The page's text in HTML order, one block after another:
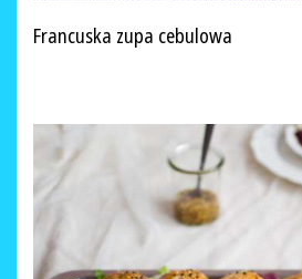
Francuska zupa cebulowa